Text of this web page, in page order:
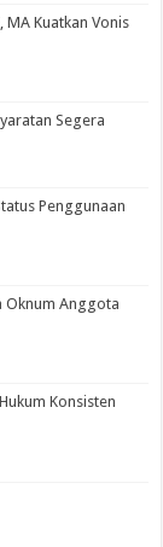
Kuatkan Vonis
Segera
Penggunaan
Oknum Anggota
Konsisten